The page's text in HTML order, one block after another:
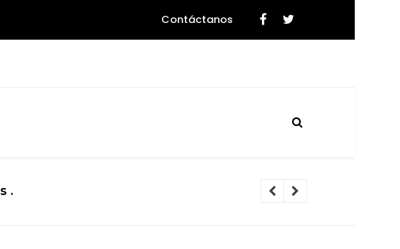
Contáctanos
a una subsistencia de rebalse .